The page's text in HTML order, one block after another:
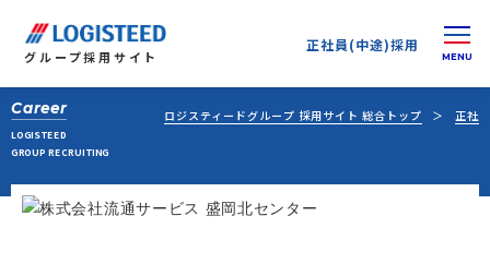
グループ採用サイト
正社員(中途)採用
Career
LOGISTEED
GROUP RECRUITING
ロジスティードグループ 採用サイト 総合トップ 正社